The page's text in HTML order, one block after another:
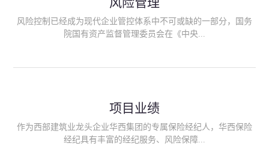
风险控制已经成为现代企业管控体系中不可或缺的一部分，国务
院国有资产监督管理委员会在《中央...
能够为客户降低风险管理成本，提高经营效率；能够为企业提供
从风险评估、风险分析、风险防范、风险转移到灾后防损、索赔
等全方位、全过程、专家式的服务，拓展和深化由保险公司提供
项目业绩
作为西部建筑业龙头企业华西集团的专属保险经纪人，华西保险
经纪具有丰富的经纪服务、风险保障...